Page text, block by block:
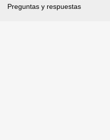
Preguntas y respuestas